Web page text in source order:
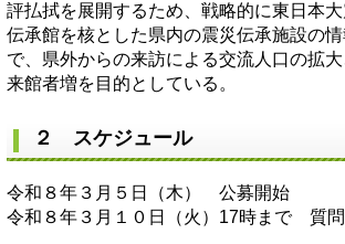
評払拭を展開するため、戦略的に東日本
伝承館を核とした県内の震災伝承施設の
で、県外からの来訪による交流人口の拡
来館者増を目的としている。
２ スケジュール
令和８年３月５日（木）
令和８年３月１０日（火）17時まで